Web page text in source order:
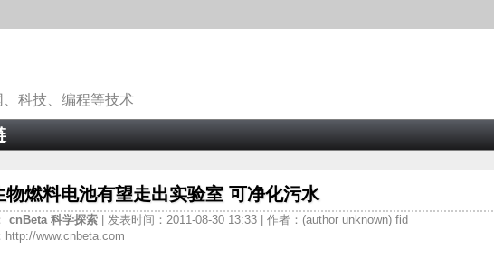
、科技、编程等技术
物燃料电池有望走出实验室 可净化污水
cnBeta 科学探索
| 发表时间：2011-08-30 13:33 | 作者：(author unknown) fid
http://www.cnbeta.com